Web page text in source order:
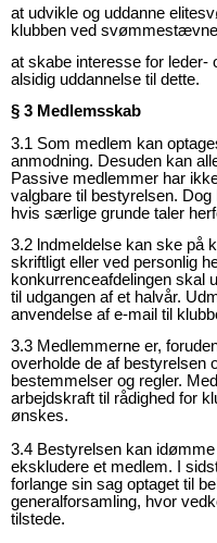
at udvikle og uddanne
klubben ved
at skabe interesse for leder-
alsidig uddannelse til dette.
§ 3 Medlemsskab
3.1 Som medlem kan
anmodning. Desuden kan
Passive medlemmer har
valgbare til bestyrelsen. Dog
hvis særlige grunde taler
3.2 lndmeldelse kan ske på
skriftligt eller ved personlig
konkurrenceafdelingen skal
til udgangen af et halvår.
anvendelse af e-mail til
3.3 Medlemmerne er,
overholde de af bestyrelsen
bestemmelser og regler.
arbejdskraft til rådighed for
ønskes.
3.4 Bestyrelsen kan
ekskludere et medlem. I
forlange sin sag optaget til
generalforsamling, hvor
tilstede.